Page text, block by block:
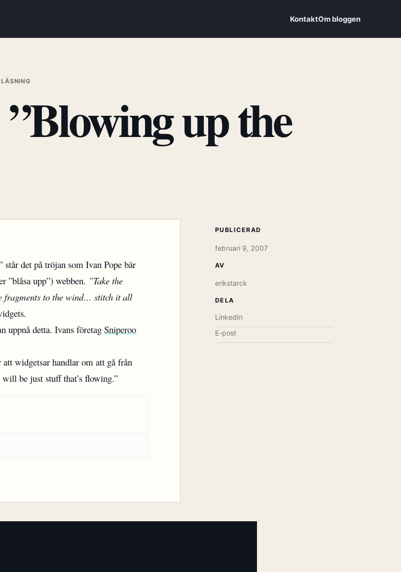
KontaktOm bloggen
up the
det på tröjan som Ivan Pope bär
”blåsa upp”) webben. ”Take the
fragments to the wind… stitch it all
uppnå detta. Ivans företag Sniperoo
widgetsar handlar om att gå från
be just stuff that’s flowing.”
PUBLICERAD
februari 9, 2007
AV
erikstarck
DELA
LinkedIn
E-post